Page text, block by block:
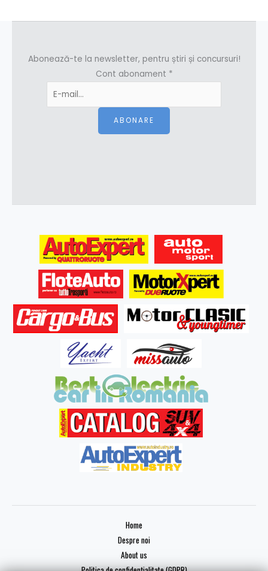
Abonează-te la newsletter, pentru știri și concursuri!
Cont abonament *
ABONARE
Home
Despre noi
About us